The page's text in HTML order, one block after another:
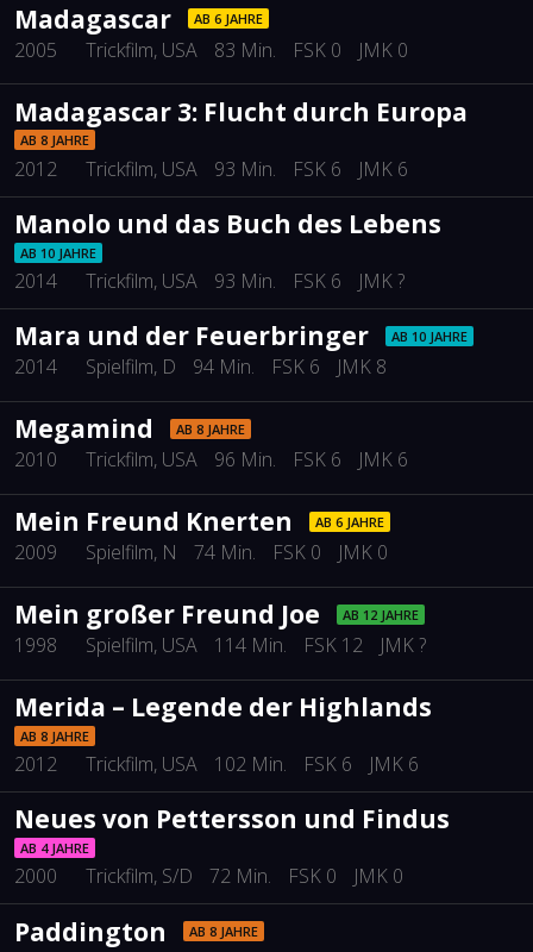
Madagascar AB 6 JAHRE
2005 Trickfilm, USA 83 Min. FSK 0 JMK 0
Madagascar 3: Flucht durch Europa
AB 8 JAHRE
2012 Trickfilm, USA 93 Min. FSK 6 JMK 6
Manolo und das Buch des Lebens
AB 10 JAHRE
2014 Trickfilm, USA 93 Min. FSK 6 JMK ?
Mara und der Feuerbringer AB 10 JAHRE
2014 Spielfilm, D 94 Min. FSK 6 JMK 8
Megamind AB 8 JAHRE
2010 Trickfilm, USA 96 Min. FSK 6 JMK 6
Mein Freund Knerten AB 6 JAHRE
2009 Spielfilm, N 74 Min. FSK 0 JMK 0
Mein großer Freund Joe AB 12 JAHRE
1998 Spielfilm, USA 114 Min. FSK 12 JMK ?
Merida – Legende der Highlands
AB 8 JAHRE
2012 Trickfilm, USA 102 Min. FSK 6 JMK 6
Neues von Pettersson und Findus
AB 4 JAHRE
2000 Trickfilm, S/D 72 Min. FSK 0 JMK 0
Paddington AB 8 JAHRE